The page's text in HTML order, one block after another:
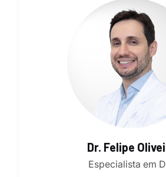
Dr. Felipe
Especialista em